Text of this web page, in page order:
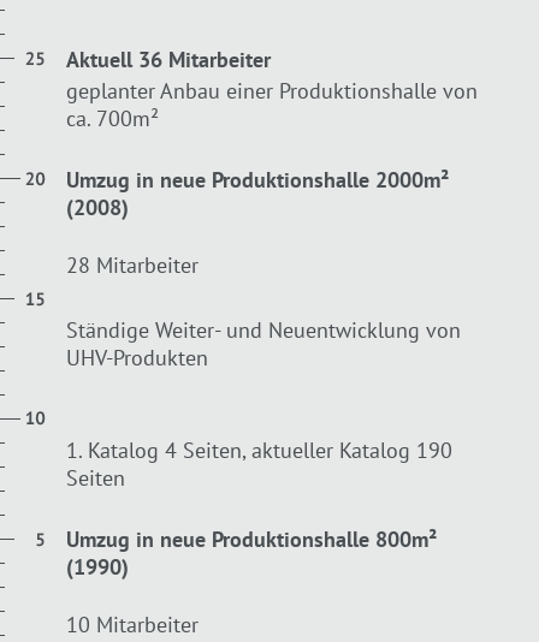
Aktuell 36 Mitarbeiter
geplanter Anbau einer Produktionshalle von
ca. 700m²
Umzug in neue Produktionshalle 2000m²
(2008)
28 Mitarbeiter
Ständige Weiter- und Neuentwicklung von
UHV-Produkten
1. Katalog 4 Seiten, aktueller Katalog 190
Seiten
Umzug in neue Produktionshalle 800m²
(1990)
10 Mitarbeiter